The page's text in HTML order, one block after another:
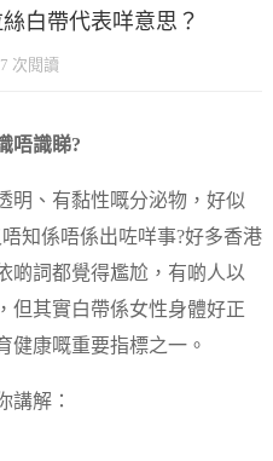
白帶代表咩意思？
次閱讀
唔識睇?
明、有黏性嘅分泌物，好似
知係唔係出咗咩事?好多香港
啲詞都覺得尷尬，有啲人以
但其實白帶係女性身體好正
健康嘅重要指標之一。
講解：